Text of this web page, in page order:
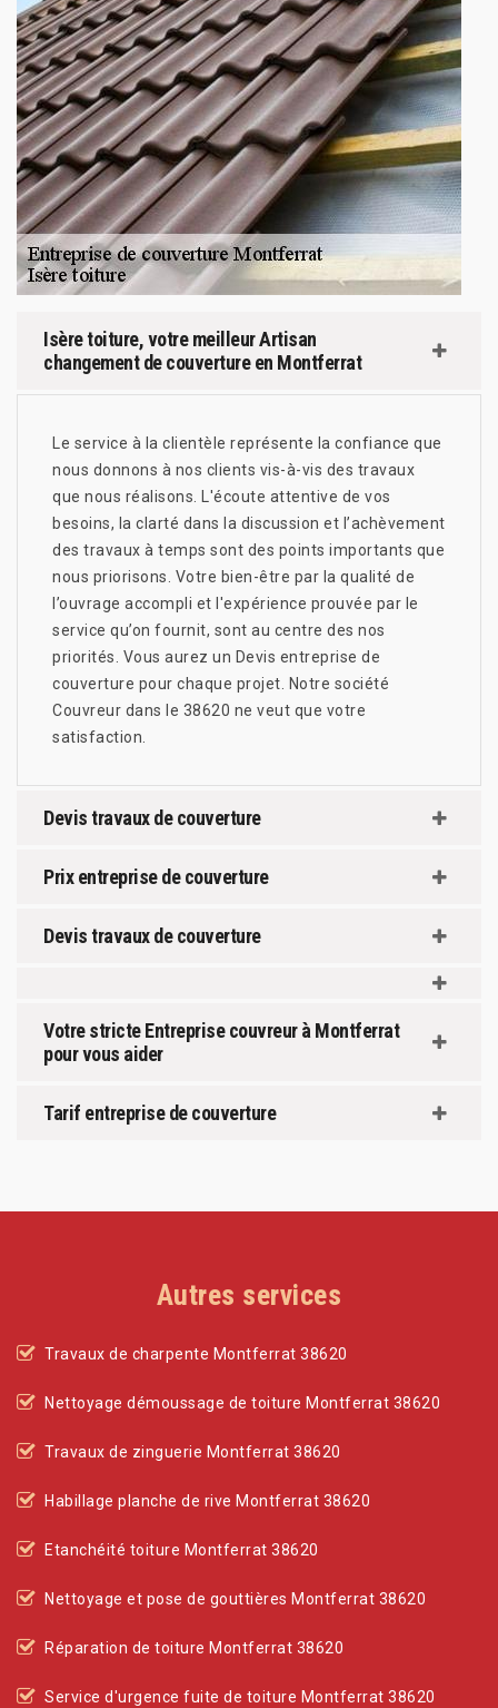
Isère toiture, votre meilleur Artisan
changement de couverture en Montferrat
Le service à la clientèle représente la confiance que
nous donnons à nos clients vis-à-vis des travaux
que nous réalisons. L'écoute attentive de vos
besoins, la clarté dans la discussion et l’achèvement
des travaux à temps sont des points importants que
nous priorisons. Votre bien-être par la qualité de
l’ouvrage accompli et l'expérience prouvée par le
service qu’on fournit, sont au centre des nos
priorités. Vous aurez un Devis entreprise de
couverture pour chaque projet. Notre société
Couvreur dans le 38620 ne veut que votre
satisfaction.
Devis travaux de couverture
Prix entreprise de couverture
Devis travaux de couverture
Votre stricte Entreprise couvreur à Montferrat
pour vous aider
Tarif entreprise de couverture
Autres services
Travaux de charpente Montferrat 38620
Nettoyage démoussage de toiture Montferrat 38620
Travaux de zinguerie Montferrat 38620
Habillage planche de rive Montferrat 38620
Etanchéité toiture Montferrat 38620
Nettoyage et pose de gouttières Montferrat 38620
Réparation de toiture Montferrat 38620
Service d'urgence fuite de toiture Montferrat 38620